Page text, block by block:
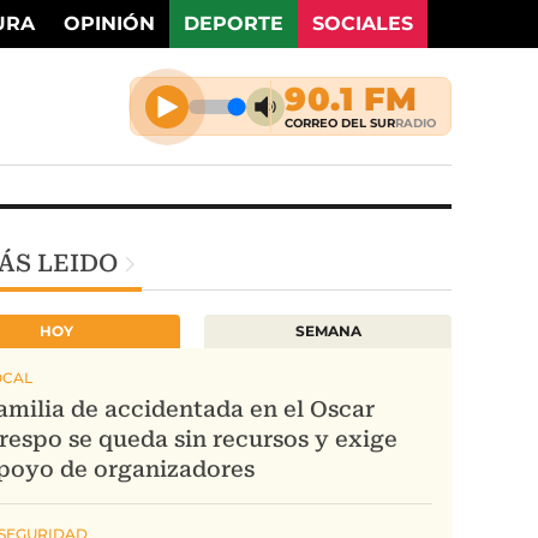
OPINIÓN DEPORTE SOCIALES
LEIDO
HOY SEMANA